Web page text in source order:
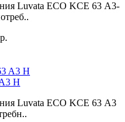
Luvata ECO KCE 63 A3-
H
Luvata ECO KCE 63 A3